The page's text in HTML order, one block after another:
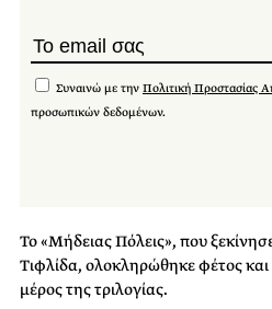
Συναινώ με την Πολιτική Προστασίας
προσωπικών δεδομένων.
Το «Μήδειας Πόλεις», που
Τιφλίδα, ολοκληρώθηκε φέτος και
μέρος της τριλογίας.